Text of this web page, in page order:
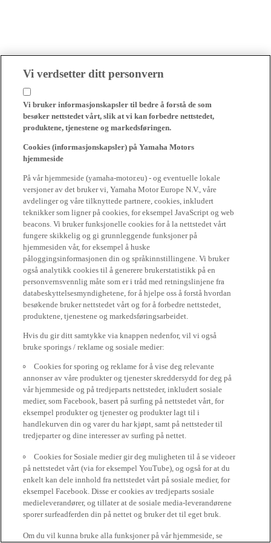
Vi verdsetter ditt personvern
Vi bruker informasjonskapsler til bedre å forstå de som
besøker nettstedet vårt, slik at vi kan forbedre nettstedet,
produktene, tjenestene og markedsføringen.
Cookies (informasjonskapsler) på Yamaha Motors
hjemmeside
På vår hjemmeside (yamaha-motor.eu) - og eventuelle lokale
versjoner av det bruker vi, Yamaha Motor Europe N.V., våre
avdelinger og våre tilknyttede partnere, cookies, inkludert
teknikker som ligner på cookies, for eksempel JavaScript og web
beacons. Vi bruker funksjonelle cookies for å la nettstedet vårt
fungere skikkelig og gi grunnleggende funksjoner på
hjemmesiden vår, for eksempel å huske
påloggingsinformasjonen din og språkinnstillingene. Vi bruker
også analytikk cookies til å generere brukerstatistikk på en
personvernsvennlig måte som er i tråd med retningslinjene fra
databeskyttelsesmyndighetene, for å hjelpe oss å forstå hvordan
besøkende bruker nettstedet vårt og for å forbedre nettstedet,
produktene, tjenestene og markedsføringsarbeidet.
Hvis du gir ditt samtykke via knappen nedenfor, vil vi også
bruke sporings / reklame og sosiale medier:
Cookies for sporing og reklame for å vise deg relevante
annonser av våre produkter og tjenester skreddersydd for deg på
vår hjemmeside og på tredjeparts nettsteder, inkludert sosiale
medier, som Facebook, basert på surfing på nettstedet vårt, for
eksempel produkter og tjenester og produkter lagt til i
handlekurven din og varer du har kjøpt, samt på nettsteder til
tredjeparter og dine interesser av surfing på nettet.
Cookies for Sosiale medier gir deg muligheten til å se videoer
på nettstedet vårt (via for eksempel YouTube), og også for at du
enkelt kan dele innhold fra nettstedet vårt på sosiale medier, for
eksempel Facebook. Disse er cookies av tredjeparts sosiale
medieleverandører, og tillater at de sosiale media-leverandørene
sporer surfeadferden din på nettet og bruker det til eget bruk.
Om du vil kunna bruke alla funksjoner på vår hjemmeside, se